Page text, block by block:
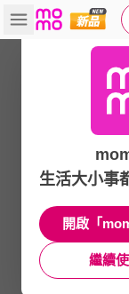
生活大小事
開啟「
繼續